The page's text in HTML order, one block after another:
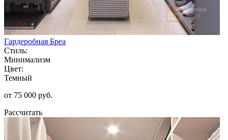
Гардеробная Бреа
Стиль:
Минимализм
Цвет:
Темный
от 75 000 руб.
Рассчитать